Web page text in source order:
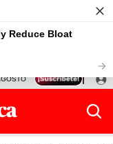
TINKA RESULTADOS